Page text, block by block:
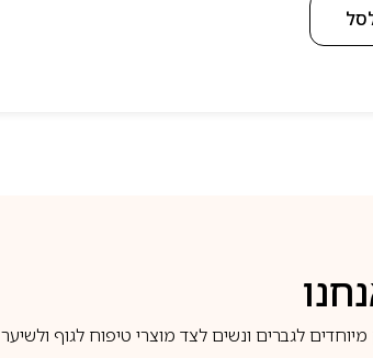
לגברים ונשים לצד מוצרי טיפוח לגוף ולשיער